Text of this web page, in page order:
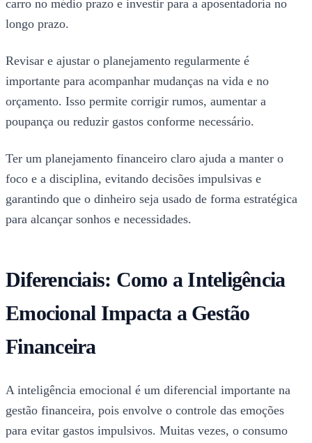
carro no médio prazo e investir para a aposentadoria no
longo prazo.
Revisar e ajustar o planejamento regularmente é
importante para acompanhar mudanças na vida e no
orçamento. Isso permite corrigir rumos, aumentar a
poupança ou reduzir gastos conforme necessário.
Ter um planejamento financeiro claro ajuda a manter o
foco e a disciplina, evitando decisões impulsivas e
garantindo que o dinheiro seja usado de forma estratégica
para alcançar sonhos e necessidades.
Diferenciais: Como a Inteligência
Emocional Impacta a Gestão
Financeira
A inteligência emocional é um diferencial importante na
gestão financeira, pois envolve o controle das emoções
para evitar gastos impulsivos. Muitas vezes, o consumo